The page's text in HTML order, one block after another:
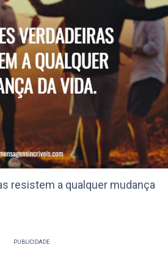
resistem a qualquer mudança
PUBLICIDADE